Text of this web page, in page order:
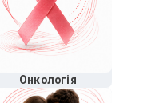
Онкологія